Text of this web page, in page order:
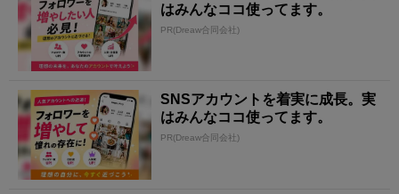
はみんなココ使ってます。
PR(Dreaw合同会社)
SNSアカウントを着実に成長。実
はみんなココ使ってます。
PR(Dreaw合同会社)